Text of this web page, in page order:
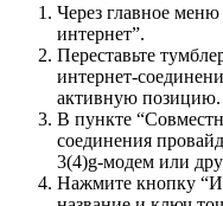
Через главное
интернет”.
Переставьте
интернет-
активную позицию.
В пункте
соединения
3(4)g-модем или
Нажмите кнопку